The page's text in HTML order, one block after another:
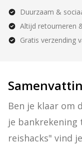
Duurzaam &
Altijd retourneren
Gratis verzending
Ben je klaar om
je bankrekening
reishacks" vind